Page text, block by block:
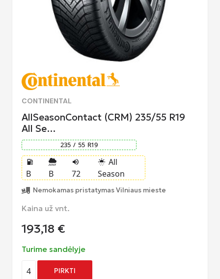
CONTINENTAL
AllSeasonContact (CRM) 235/55 R19
All Se…
235 / 55 R19
local_gas_station
B B
volume_up
72
sunny_snowing All
Season
Nemokamas pristatymas Vilniaus mieste
Kaina už vnt.
193,18 €
Turime sandėlyje
4 PIRKTI